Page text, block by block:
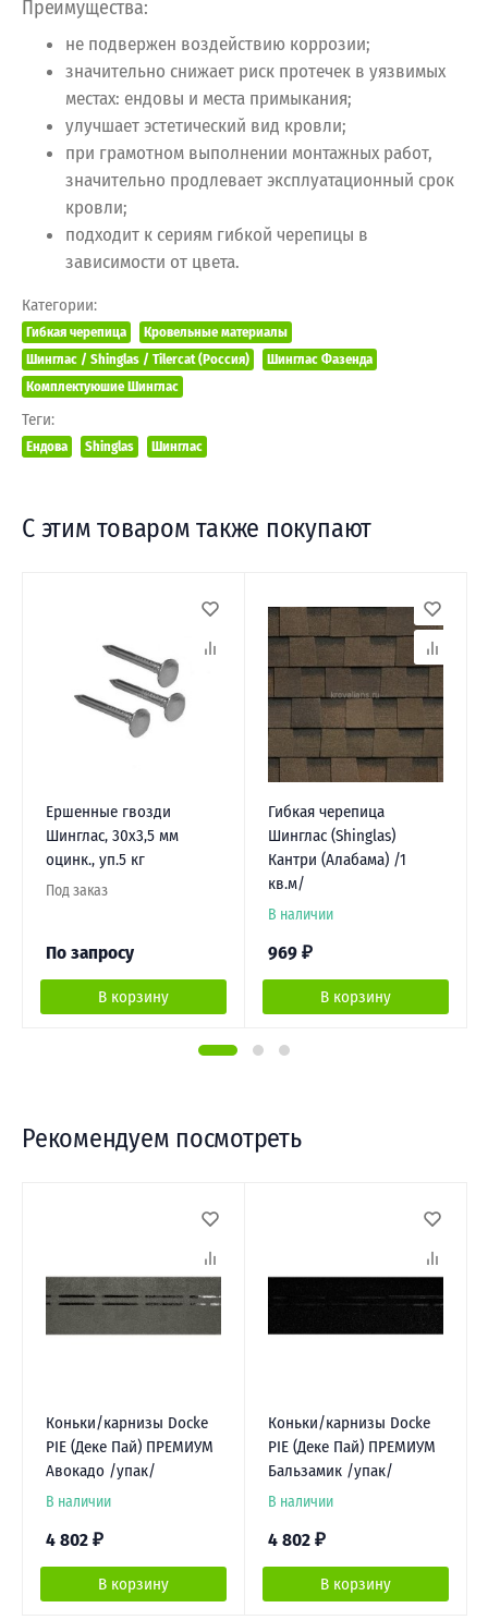
Преимущества:
не подвержен воздействию коррозии;
значительно снижает риск протечек в уязвимых
местах: ендовы и места примыкания;
улучшает эстетический вид кровли;
при грамотном выполнении монтажных работ,
значительно продлевает эксплуатационный срок
кровли;
подходит к сериям гибкой черепицы в
зависимости от цвета.
Категории:
Гибкая черепица
Кровельные материалы
Шинглас / Shinglas / Tilercat (Россия)
Шинглас Фазенда
Комплектуюшие Шинглас
Теги:
Ендова Shinglas Шинглас
С этим товаром также покупают
Ершенные гвозди
Шинглас, 30х3,5 мм
оцинк., уп.5 кг
Под заказ
По запросу
В корзину
Гибкая черепица
Шинглас (Shinglas)
Кантри (Алабама) /1
кв.м/
В наличии
969 ₽
В корзину
Рекомендуем посмотреть
Коньки/карнизы Docke
PIE (Деке Пай) ПРЕМИУМ
Авокадо /упак/
В наличии
4 802 ₽
В корзину
Коньки/карнизы Docke
PIE (Деке Пай) ПРЕМИУМ
Бальзамик /упак/
В наличии
4 802 ₽
В корзину